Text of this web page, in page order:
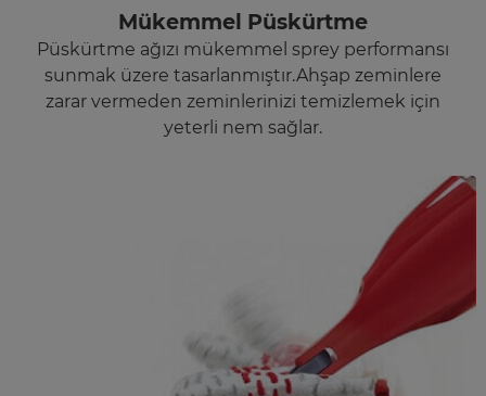
Mükemmel Püskürtme
Püskürtme ağızı mükemmel sprey performansı
sunmak üzere tasarlanmıştır.Ahşap zeminlere
zarar vermeden zeminlerinizi temizlemek için
yeterli nem sağlar.